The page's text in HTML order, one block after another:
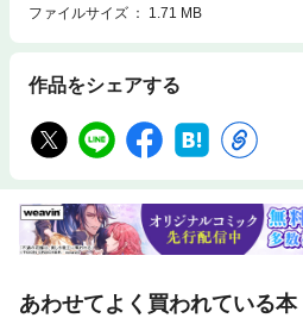
ファイルサイズ
1.71 MB
作品をシェアする
あわせてよく買われている本